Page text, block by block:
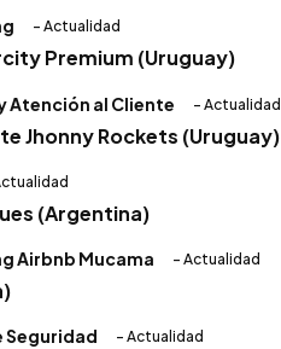
- Actualidad
Premium (Uruguay)
Atención al Cliente - Actualidad
Jhonny Rockets (Uruguay)
(Argentina)
Airbnb Mucama - Actualidad
Seguridad - Actualidad